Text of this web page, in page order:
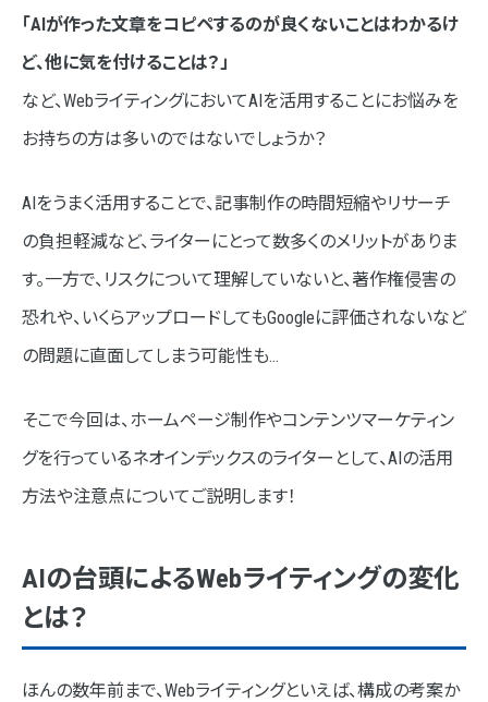
メリット3.多言語対応がスムーズ
デメリット1.情報の正確性に不安がある
デメリット3.文章が「どこかで見たことある」感
Webライターが知っておくべきAIツール
AIを活用したライティングの具体的な実践方法
STEP02. 文章作成
STEP03. 誤字脱字チェック
AIライティングのリスクと対策
1. 著作権と権利侵害
「AIが作った文章をコピペするのが良くないことはわかるけ
ど、他に気を付けることは？」
など、WebライティングにおいてAIを活用することにお悩みを
お持ちの方は多いのではないでしょうか？
AIをうまく活用することで、記事制作の時間短縮やリサーチ
の負担軽減など、ライターにとって数多くのメリットがありま
す。一方で、リスクについて理解していないと、著作権侵害の
恐れや、いくらアップロードしてもGoogleに評価されないなど
の問題に直面してしまう可能性も…
そこで今回は、ホームページ制作やコンテンツマーケティン
グを行っているネオインデックスのライターとして、AIの活用
方法や注意点についてご説明します！
AIの台頭によるWebライティングの変化
とは？
ほんの数年前まで、Webライティングといえば、構成の考案か